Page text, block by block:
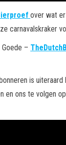
over wat er
carnavalskraker
–
is uiteraard
en ons te volgen op